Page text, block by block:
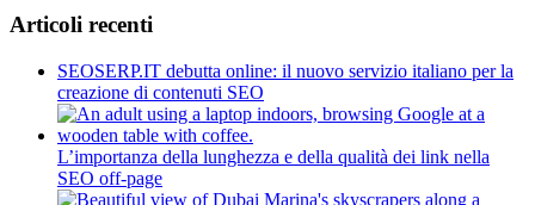
Articoli recenti
SEOSERP.IT debutta online: il nuovo servizio italiano per la
creazione di contenuti SEO
L’importanza della lunghezza e della qualità dei link nella
SEO off-page